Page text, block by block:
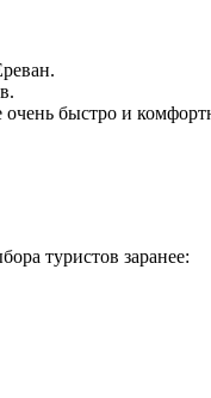
быстро и
туристов заранее: